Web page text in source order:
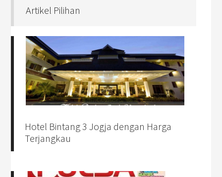
Artikel Pilihan
Hotel Bintang 3 Jogja dengan Harga
Terjangkau